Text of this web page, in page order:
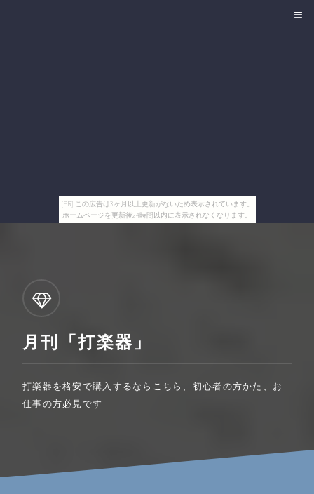
[PR] この広告は3ヶ月以上更新がないため表示されています。
ホームページを更新後24時間以内に表示されなくなります。
月刊「打楽器」
打楽器を格安で購入するならこちら、初心者の方かた、お
仕事の方必見です